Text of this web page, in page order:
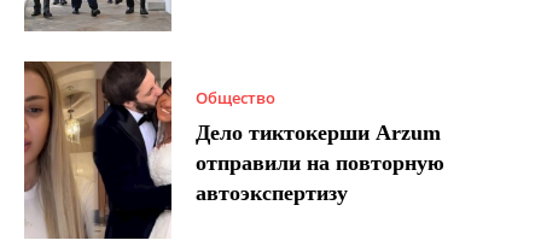
Общество
Дело тиктокерши Arzum
отправили на повторную
автоэкспертизу